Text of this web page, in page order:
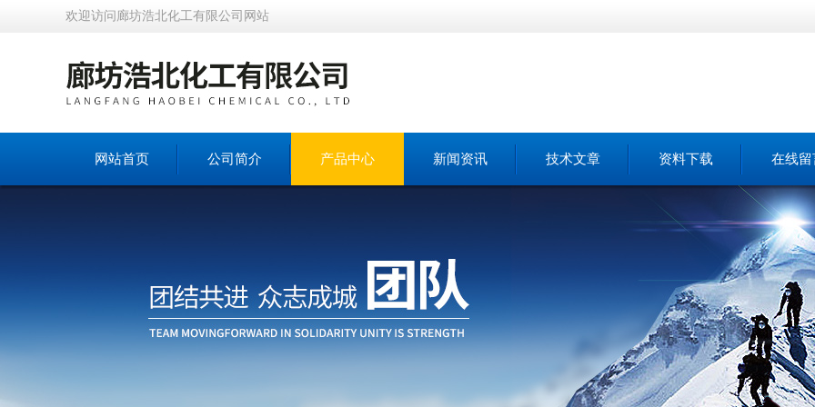
欢迎访问廊坊浩北化工有限公司网站
网站首页 公司简介 产品中心 新闻资讯 技术文章 资料下载 在线留